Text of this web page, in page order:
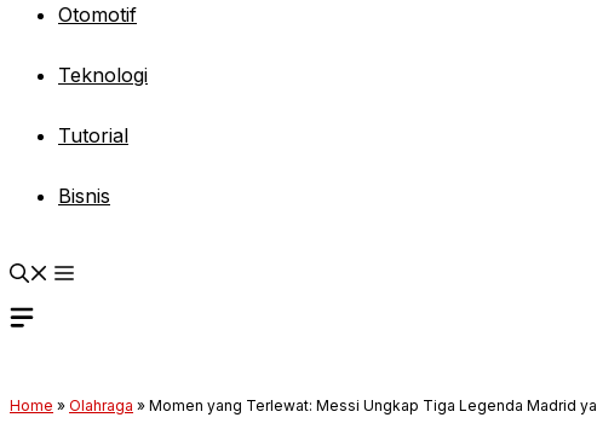
Otomotif
Teknologi
Tutorial
Bisnis
Home » Olahraga » Momen yang Terlewat: Messi Ungkap Tiga Legenda Madrid